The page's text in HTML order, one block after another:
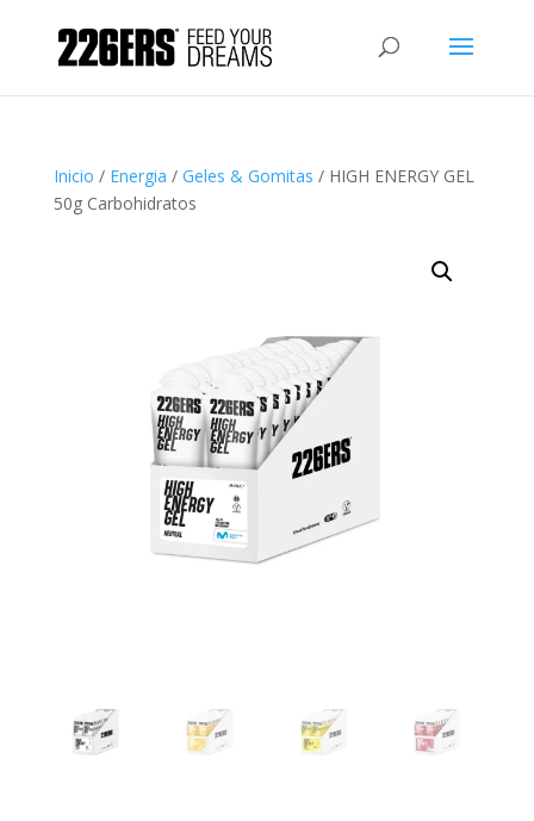
Inicio / Energia / Geles & Gomitas / HIGH ENERGY GEL
50g Carbohidratos